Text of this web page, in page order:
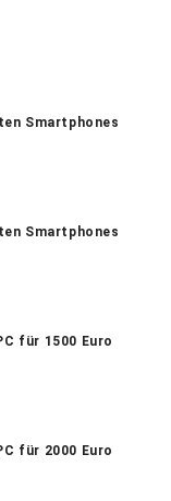
Smartphones
Smartphones
für 1500 Euro
für 2000 Euro